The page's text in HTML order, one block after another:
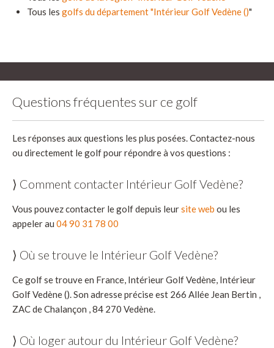
Tous les golfs du département "Intérieur Golf Vedène ()"
Questions fréquentes sur ce golf
Les réponses aux questions les plus posées. Contactez-nous
ou directement le golf pour répondre à vos questions :
⟩ Comment contacter Intérieur Golf Vedène?
Vous pouvez contacter le golf depuis leursite web ou les
appeler au 04 90 31 78 00
⟩ Où se trouve le Intérieur Golf Vedène?
Ce golf se trouve en France, Intérieur Golf Vedène, Intérieur
Golf Vedène (). Son adresse précise est 266 Allée Jean Bertin ,
ZAC de Chalançon , 84 270 Vedène.
⟩ Où loger autour du Intérieur Golf Vedène?